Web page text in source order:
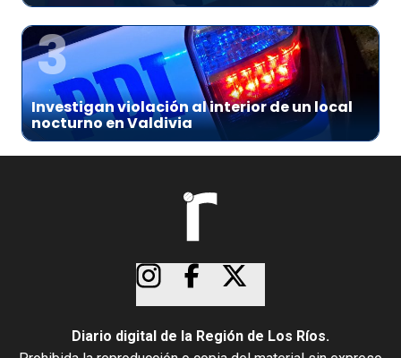
3
Investigan violación al interior de un local
nocturno en Valdivia
Diario digital de la Región de Los Ríos.